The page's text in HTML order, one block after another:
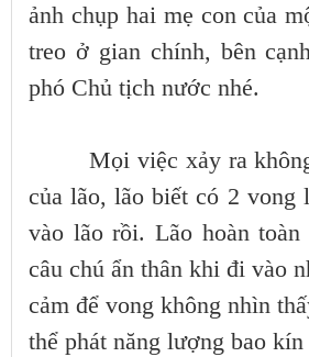
ảnh chụp hai mẹ con của
treo ở gian chính, bên
phó Chủ tịch nước nhé.
Mọi việc xảy ra không
của lão, lão biết có 2 vong
vào lão rồi. Lão hoàn
câu chú ẩn thân khi đi vào
cảm để vong không nhìn
thể phát năng lượng bao